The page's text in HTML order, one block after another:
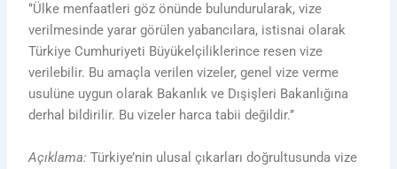
‘’Ülke menfaatleri göz önünde bulundurularak, vize
verilmesinde yarar görülen yabancılara, istisnai olarak
Türkiye Cumhuriyeti Büyükelçiliklerince resen vize
verilebilir. Bu amaçla verilen vizeler, genel vize verme
usulüne uygun olarak Bakanlık ve Dışişleri Bakanlığına
derhal bildirilir. Bu vizeler harca tabii değildir.’’
Açıklama:Türkiye’nin ulusal çıkarları doğrultusunda vize